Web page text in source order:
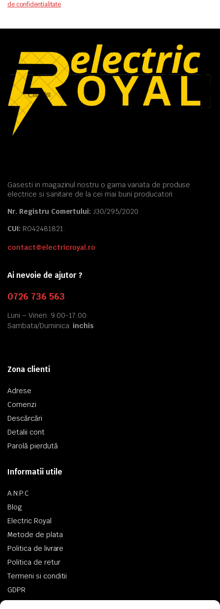
de confidentialitate
Gasesti in magazinul nostru o gama variata de produse
electrice si sanitare de la cei mai buni producatori.
Nr. Registru Comertului: J30/295/2020
CUI: RO42481821.
contact@electricroyal.ro
Ai nevoie de ajutor ?
0726 736 563
Luni – Vineri: 9:00-17:00
Sambata/Duminica: inchis
Zona clienti
Adrese
Comenzi
Descărcări
Detalii cont
Parolă pierdută
Informatii utile
A.N.P.C
Blog
Electric Royal
Metode de plata
Politica de livrare
Politica de retur
Termeni si conditii
GDPR